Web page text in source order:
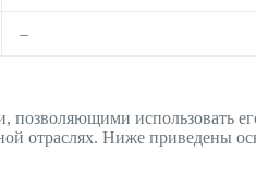
–
позволяющими использовать
отраслях. Ниже приведены